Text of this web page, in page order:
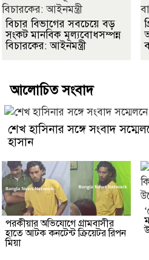
বিচার বিভাগের সবচেয়ে বড়
সংকট মানবিক মূল্যবোধসম্পন্ন
বিচারকের: আইনমন্ত্রী
আলোচিত সংবাদ
শেখ হাসিনার সঙ্গে সংবাদ
হাসান
পরকীয়ার অভিযোগে গ্রামবাসীর
হাতে আটক কনটেন্ট ক্রিয়েটর রিপন
মিয়া